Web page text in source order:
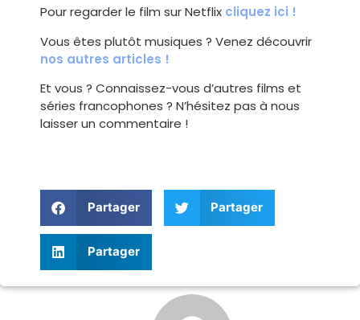
Pour regarder le film sur Netflix cliquez ici !
Vous êtes plutôt musiques ? Venez découvrir
nos autres articles !
Et vous ? Connaissez-vous d’autres films et
séries francophones ? N’hésitez pas à nous
laisser un commentaire !
Partager Partager
Partager